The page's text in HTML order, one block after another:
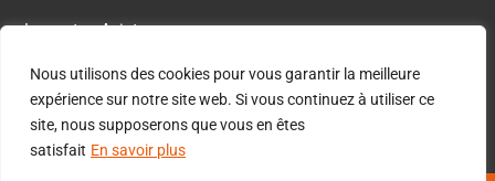
Nous utilisons des cookies pour vous garantir la meilleure
expérience sur notre site web. Si vous continuez à utiliser ce
site, nous supposerons que vous en êtes
satisfait En savoir plus
Les actus Avistop
Les oiseaux déprédateurs